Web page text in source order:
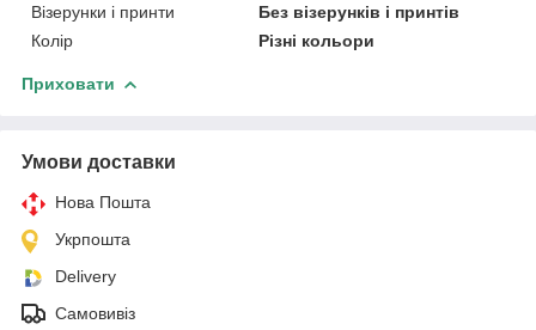
Візерунки і принти
Без візерунків і принтів
Колір
Різні кольори
Приховати
Умови доставки
Нова Пошта
Укрпошта
Delivery
Самовивіз